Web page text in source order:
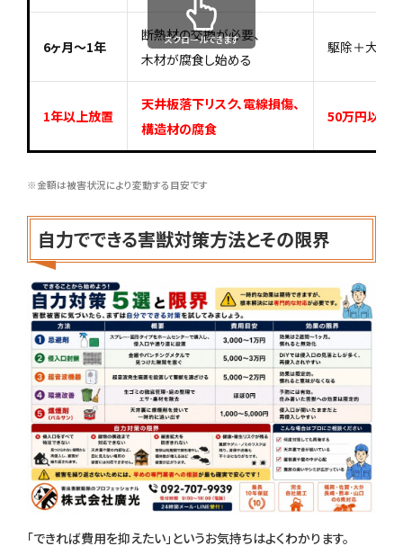
6ヶ月〜1年
断熱材の交換が必要、
木材が腐食し始める
駆除＋大規
1年以上放置
天井板落下リスク、電線損傷、
構造材の腐食
50万円以上
スクロールできます
※金額は被害状況により変動する目安です
自力でできる害獣対策方法とその限界
「できれば費用を抑えたい」というお気持ちはよくわかります。